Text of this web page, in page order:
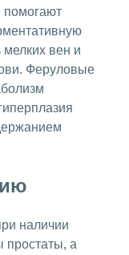
помогают
мелких вен и
Феруловые
наличии
простаты, а